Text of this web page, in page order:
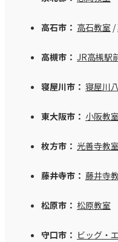
高石市： 高石教室 /
高槻市： JR高槻駅
寝屋川市： 寝屋川
東大阪市： 小阪教室
枚方市： 光善寺教室
藤井寺市： 藤井寺
松原市： 松原教室
守口市： ビッグ・